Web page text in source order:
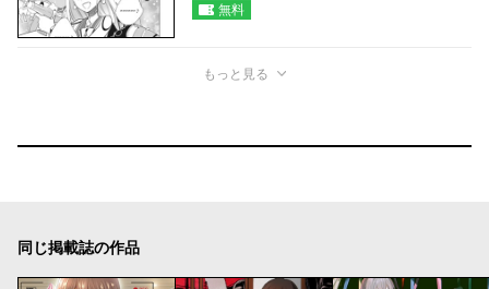
無料
もっと見る
同じ掲載誌の作品